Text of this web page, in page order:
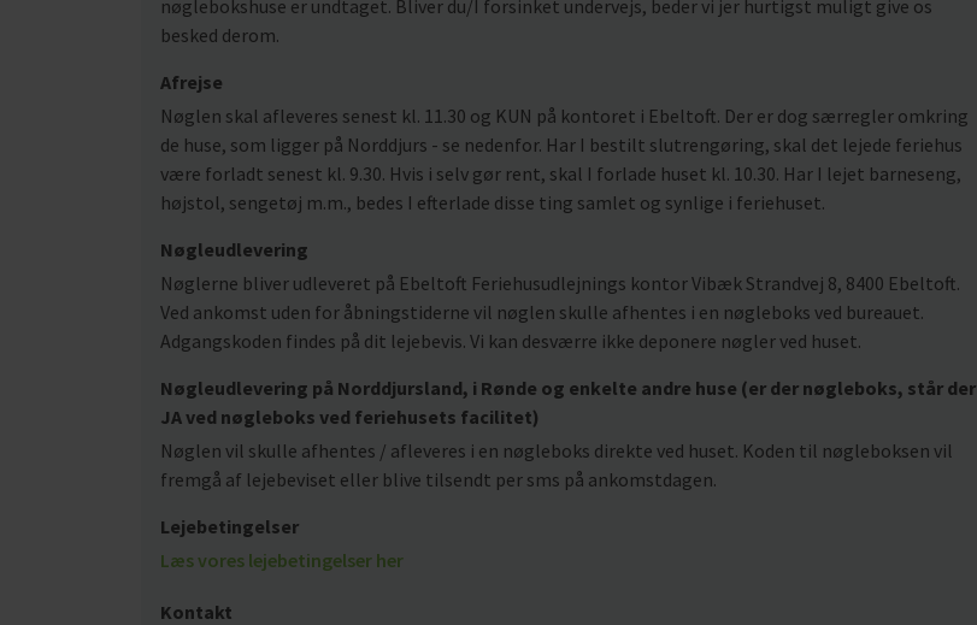
nøglebokshuse er undtaget. Bliver du/I forsinket undervejs, beder vi jer hurtigst muligt give os
besked derom.
Afrejse
Nøglen skal afleveres senest kl. 11.30 og KUN på kontoret i Ebeltoft. Der er dog særregler omkring
de huse, som ligger på Norddjurs - se nedenfor. Har I bestilt slutrengøring, skal det lejede feriehus
være forladt senest kl. 9.30. Hvis i selv gør rent, skal I forlade huset kl. 10.30. Har I lejet barneseng,
højstol, sengetøj m.m., bedes I efterlade disse ting samlet og synlige i feriehuset.
Nøgleudlevering
Nøglerne bliver udleveret på Ebeltoft Feriehusudlejnings kontor Vibæk Strandvej 8, 8400 Ebeltoft.
Ved ankomst uden for åbningstiderne vil nøglen skulle afhentes i en nøgleboks ved bureauet.
Adgangskoden findes på dit lejebevis. Vi kan desværre ikke deponere nøgler ved huset.
Nøgleudlevering på Norddjursland, i Rønde og enkelte andre huse (er der nøgleboks, står der
JA ved nøgleboks ved feriehusets facilitet)
Nøglen vil skulle afhentes / afleveres i en nøgleboks direkte ved huset. Koden til nøgleboksen vil
fremgå af lejebeviset eller blive tilsendt per sms på ankomstdagen.
Lejebetingelser
Læs vores lejebetingelser her
Kontakt